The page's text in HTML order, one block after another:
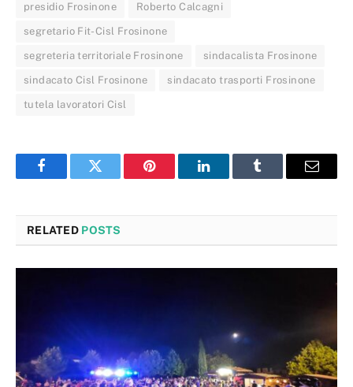
presidio Frosinone Roberto Calcagni
segretario Fit-Cisl Frosinone
segreteria territoriale Frosinone sindacalista Frosinone
sindacato Cisl Frosinone sindacato trasporti Frosinone
tutela lavoratori Cisl
FacebookTwitter Pinterest LinkedInTumblr Email
RELATED POSTS